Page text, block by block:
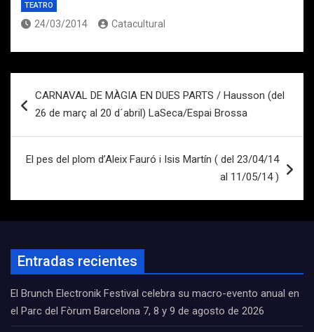
TEATRO
24/03/2014 Catacultural
de
CARNAVAL DE MÀGIA EN DUES PARTS / Hausson (del
26 de març al 20 d´abril) LaSeca/Espai Brossa
El pes del plom d’Aleix Fauró i Isis Martín ( del 23/04/14
al 11/05/14 )
Entradas recientes
El Brunch Electronik Festival celebra su macro-evento anual en
el Parc del Fòrum Barcelona 7, 8 y 9 de agosto de 2026